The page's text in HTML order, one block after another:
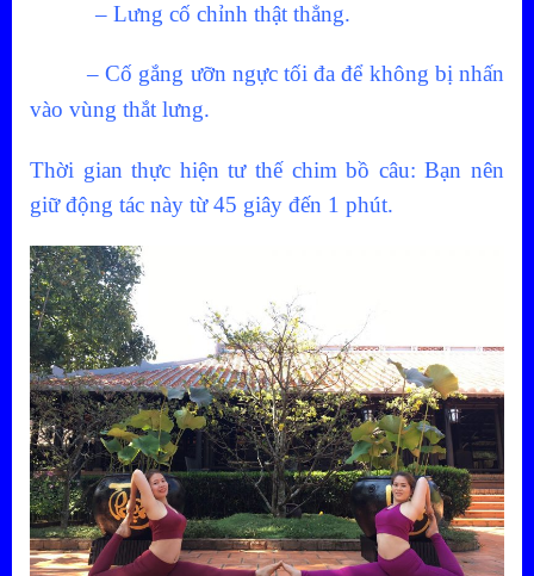
– Lưng cố chỉnh thật thẳng.
– Cố gắng ưỡn ngực tối đa để không bị nhấn
vào vùng thắt lưng.
Thời gian thực hiện tư thế chim bồ câu:Bạn nên
giữ động tác này từ 45 giây đến 1 phút.